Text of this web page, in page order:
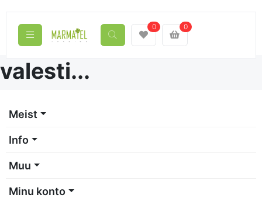
0 0
Oih, midagi läks nüüd
valesti...
Meist
Info
Muu
Minu konto